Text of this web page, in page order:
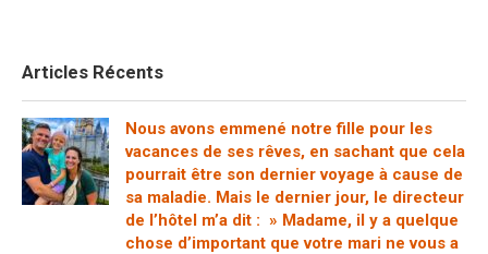
Articles Récents
Nous avons emmené notre fille pour les
vacances de ses rêves, en sachant que cela
pourrait être son dernier voyage à cause de
sa maladie. Mais le dernier jour, le directeur
de l’hôtel m’a dit : » Madame, il y a quelque
chose d’important que votre mari ne vous a